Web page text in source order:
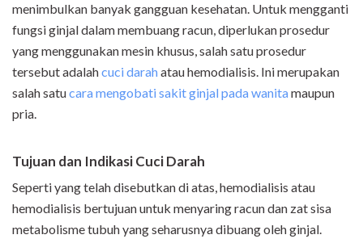
menimbulkan banyak gangguan kesehatan. Untuk mengganti
fungsi ginjal dalam membuang racun, diperlukan prosedur
yang menggunakan mesin khusus, salah satu prosedur
tersebut adalahcuci darahatau hemodialisis. Ini merupakan
salah satucara mengobati sakit ginjal pada wanitamaupun
pria.
Tujuan dan Indikasi Cuci Darah
Seperti yang telah disebutkan di atas, hemodialisis atau
hemodialisis bertujuan untuk menyaring racun dan zat sisa
metabolisme tubuh yang seharusnya dibuang oleh ginjal.